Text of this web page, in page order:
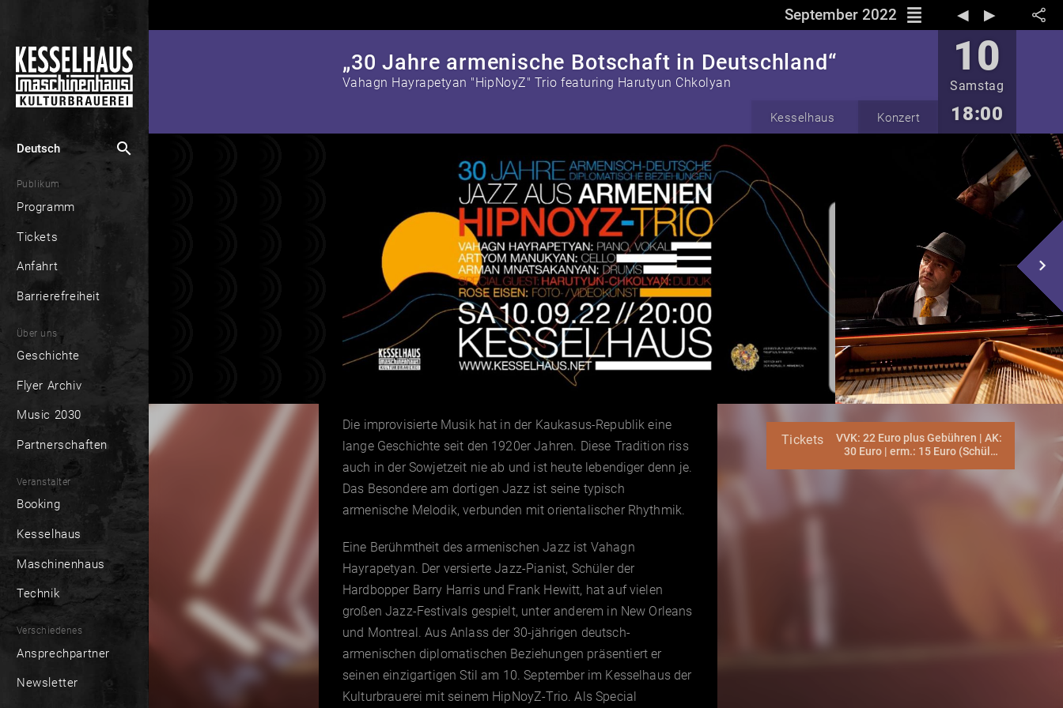
Deutsch search
Publikum
Programm
Tickets
Anfahrt
Barrierefreiheit
Über uns
Geschichte
Flyer Archiv
Music 2030
Partnerschaften
Veranstalter
Booking
Kesselhaus
Maschinenhaus
Technik
Verschiedenes
Ansprechpartner
Newsletter
September 2022 reorder ◀︎ ▶︎
„30 Jahre armenische Botschaft in Deutschland“
Vahagn Hayrapetyan "HipNoyZ" Trio featuring Harutyun Chkolyan
10
Samstag
18:00
Kesselhaus Konzert
navigate_next
Tickets
VVK: 22 Euro plus Gebühren | AK:
30 Euro | erm.: 15 Euro (Schüler,
Die improvisierte Musik hat in der Kaukasus-Republik eine
lange Geschichte seit den 1920er Jahren. Diese Tradition riss
auch in der Sowjetzeit nie ab und ist heute lebendiger denn je.
Das Besondere am dortigen Jazz ist seine typisch
armenische Melodik, verbunden mit orientalischer Rhythmik.
Eine Berühmtheit des armenischen Jazz ist Vahagn
Hayrapetyan. Der versierte Jazz-Pianist, Schüler der
Hardbopper Barry Harris und Frank Hewitt, hat auf vielen
großen Jazz-Festivals gespielt, unter anderem in New Orleans
und Montreal. Aus Anlass der 30-jährigen deutsch-
armenischen diplomatischen Beziehungen präsentiert er
seinen einzigartigen Stil am 10. September im Kesselhaus der
Kulturbrauerei mit seinem HipNoyZ-Trio. Als Special